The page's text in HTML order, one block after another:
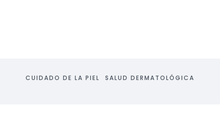
CUIDADO DE LA PIEL SALUD DERMATOLÓGICA